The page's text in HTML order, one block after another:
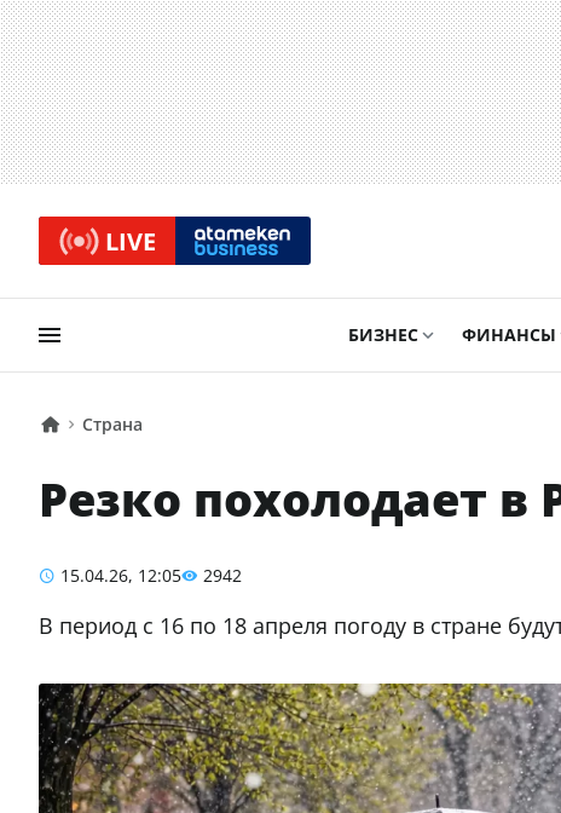
LIVE
БИЗНЕС ФИНАНСЫ
Страна
Резко похолодает в
15.04.26, 12:05 2942
В период с 16 по 18 апреля погоду в стране